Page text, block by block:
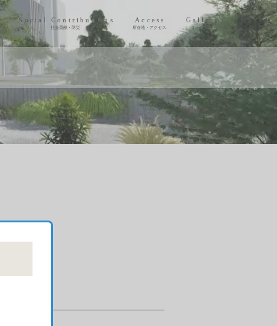
Social Contributions
社会貢献・防災
Access
所在地・アクセス
Gallery
ギャラリー
Movie